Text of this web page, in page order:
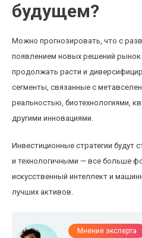
будущем?
Можно прогнозировать, что с
появлением новых решений рынок
продолжать расти и
сегменты, связанные с
реальностью, биотехнологиями,
другими инновациями.
Инвестиционные стратегии будут
и технологичными — все больше
искусственный интеллект и
лучших активов.
Мнение эксперта